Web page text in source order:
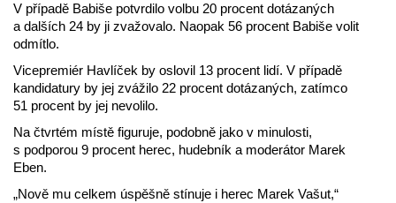
V případě Babiše potvrdilo volbu 20 procent dotázaných
a dalších 24 by ji zvažovalo. Naopak 56 procent Babiše volit
odmítlo.
Vicepremiér Havlíček by oslovil 13 procent lidí. V případě
kandidatury by jej zvážilo 22 procent dotázaných, zatímco
51 procent by jej nevolilo.
Na čtvrtém místě figuruje, podobně jako v minulosti,
s podporou 9 procent herec, hudebník a moderátor Marek
Eben.
„Nově mu celkem úspěšně stínuje i herec Marek Vašut,“